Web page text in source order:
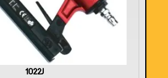
1022J